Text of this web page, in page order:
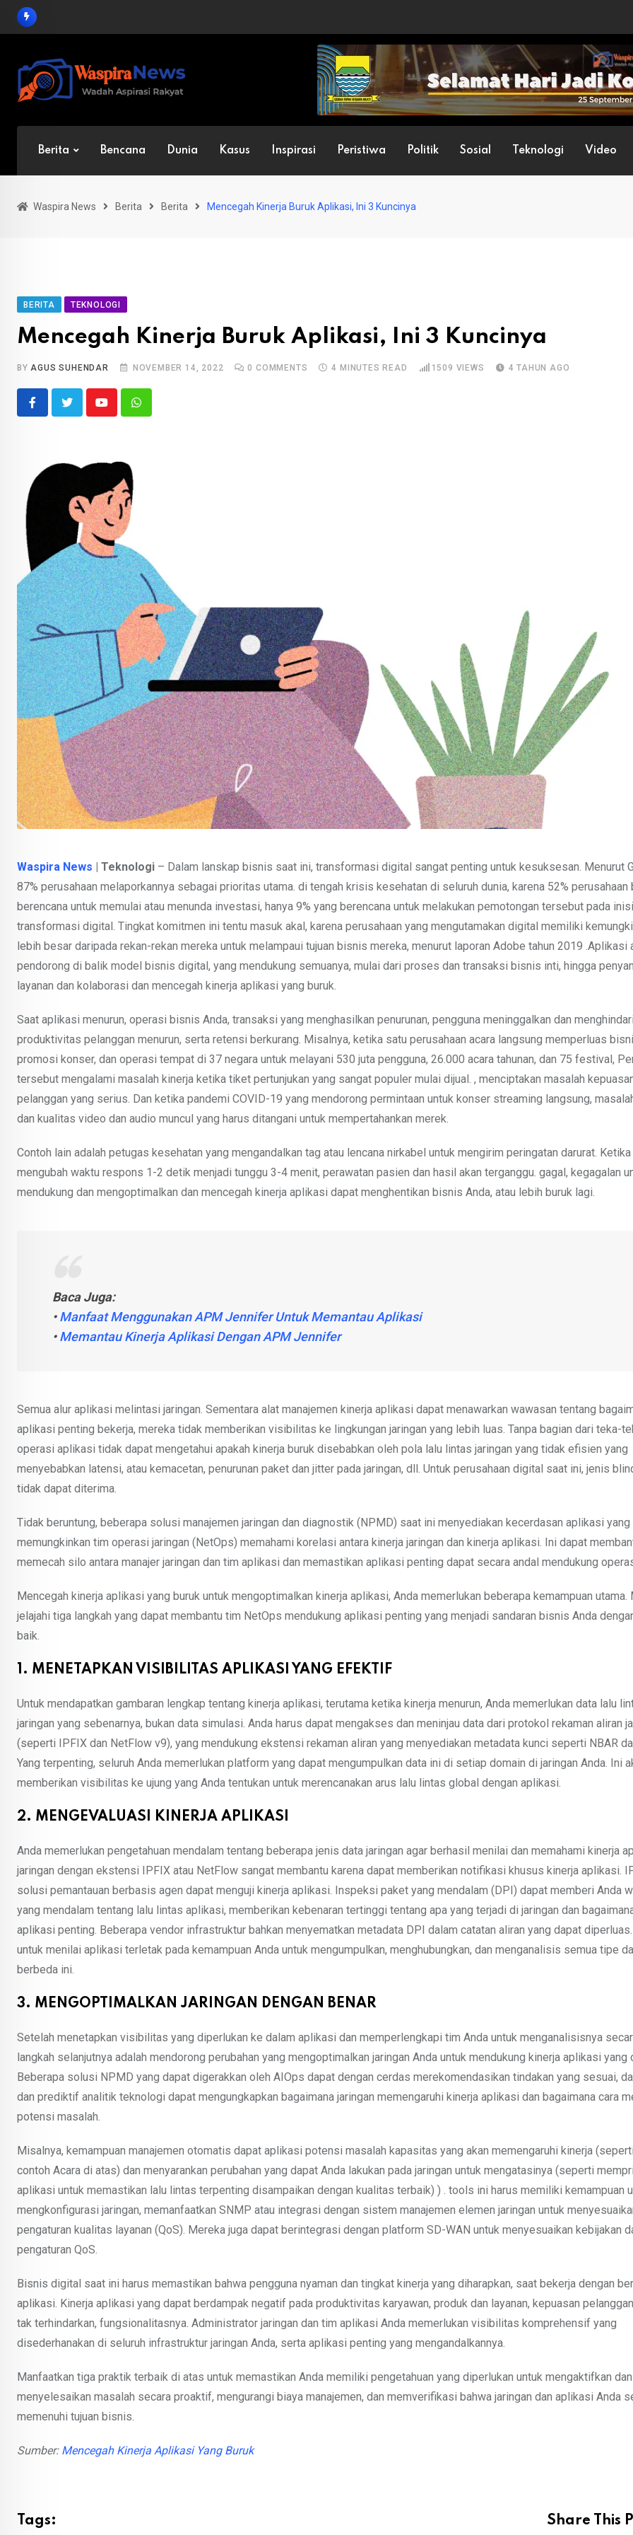
Skip
Berita Bencana Dunia Kasus Inspirasi Peristiwa Politik Sosial Teknologi Video
Waspira News Berita Berita Mencegah Kinerja Buruk Aplikasi, Ini 3 Kuncinya
BERITA TEKNOLOGI
Mencegah Kinerja Buruk Aplikasi, Ini 3 Kuncinya
BYAGUS SUHENDAR NOVEMBER 14, 2022 0 COMMENTS 4 MINUTES READ 1509 VIEWS 4 TAHUN AGO
YoutubeWhatsapp
Waspira News | Teknologi – Dalam lanskap bisnis saat ini, transformasi digital sangat penting untuk kesuksesan. Menurut
87% perusahaan melaporkannya sebagai prioritas utama. di tengah krisis kesehatan di seluruh dunia, karena 52% perusahaan
berencana untuk memulai atau menunda investasi, hanya 9% yang berencana untuk melakukan pemotongan tersebut pada
transformasi digital. Tingkat komitmen ini tentu masuk akal, karena perusahaan yang mengutamakan digital memiliki
lebih besar daripada rekan-rekan mereka untuk melampaui tujuan bisnis mereka, menurut laporan Adobe tahun 2019 .Aplikasi
pendorong di balik model bisnis digital, yang mendukung semuanya, mulai dari proses dan transaksi bisnis inti, hingga
layanan dan kolaborasi dan mencegah kinerja aplikasi yang buruk.
Saat aplikasi menurun, operasi bisnis Anda, transaksi yang menghasilkan penurunan, pengguna meninggalkan dan
produktivitas pelanggan menurun, serta retensi berkurang. Misalnya, ketika satu perusahaan acara langsung memperluas
promosi konser, dan operasi tempat di 37 negara untuk melayani 530 juta pengguna, 26.000 acara tahunan, dan 75 festival,
tersebut mengalami masalah kinerja ketika tiket pertunjukan yang sangat populer mulai dijual. , menciptakan masalah
pelanggan yang serius. Dan ketika pandemi COVID-19 yang mendorong permintaan untuk konser streaming langsung,
dan kualitas video dan audio muncul yang harus ditangani untuk mempertahankan merek.
Contoh lain adalah petugas kesehatan yang mengandalkan tag atau lencana nirkabel untuk mengirim peringatan darurat.
mengubah waktu respons 1-2 detik menjadi tunggu 3-4 menit, perawatan pasien dan hasil akan terganggu. gagal, kegagalan
mendukung dan mengoptimalkan dan mencegah kinerja aplikasi dapat menghentikan bisnis Anda, atau lebih buruk lagi.
Baca Juga:
•Manfaat Menggunakan APM Jennifer Untuk Memantau Aplikasi
•Memantau Kinerja Aplikasi Dengan APM Jennifer
Semua alur aplikasi melintasi jaringan. Sementara alat manajemen kinerja aplikasi dapat menawarkan wawasan tentang
aplikasi penting bekerja, mereka tidak memberikan visibilitas ke lingkungan jaringan yang lebih luas. Tanpa bagian dari teka-
operasi aplikasi tidak dapat mengetahui apakah kinerja buruk disebabkan oleh pola lalu lintas jaringan yang tidak efisien yang
menyebabkan latensi, atau kemacetan, penurunan paket dan jitter pada jaringan, dll. Untuk perusahaan digital saat ini, jenis
tidak dapat diterima.
Tidak beruntung, beberapa solusi manajemen jaringan dan diagnostik (NPMD) saat ini menyediakan kecerdasan aplikasi yang
memungkinkan tim operasi jaringan (NetOps) memahami korelasi antara kinerja jaringan dan kinerja aplikasi. Ini dapat
memecah silo antara manajer jaringan dan tim aplikasi dan memastikan aplikasi penting dapat secara andal mendukung
Mencegah kinerja aplikasi yang buruk untuk mengoptimalkan kinerja aplikasi, Anda memerlukan beberapa kemampuan utama.
jelajahi tiga langkah yang dapat membantu tim NetOps mendukung aplikasi penting yang menjadi sandaran bisnis Anda
baik.
1. MENETAPKAN VISIBILITAS APLIKASI YANG EFEKTIF
Untuk mendapatkan gambaran lengkap tentang kinerja aplikasi, terutama ketika kinerja menurun, Anda memerlukan data lalu
jaringan yang sebenarnya, bukan data simulasi. Anda harus dapat mengakses dan meninjau data dari protokol rekaman aliran
(seperti IPFIX dan NetFlow v9), yang mendukung ekstensi rekaman aliran yang menyediakan metadata kunci seperti NBAR
Yang terpenting, seluruh Anda memerlukan platform yang dapat mengumpulkan data ini di setiap domain di jaringan Anda. Ini
memberikan visibilitas ke ujung yang Anda tentukan untuk merencanakan arus lalu lintas global dengan aplikasi.
2. MENGEVALUASI KINERJA APLIKASI
Anda memerlukan pengetahuan mendalam tentang beberapa jenis data jaringan agar berhasil menilai dan memahami kinerja
jaringan dengan ekstensi IPFIX atau NetFlow sangat membantu karena dapat memberikan notifikasi khusus kinerja aplikasi.
solusi pemantauan berbasis agen dapat menguji kinerja aplikasi. Inspeksi paket yang mendalam (DPI) dapat memberi Anda
yang mendalam tentang lalu lintas aplikasi, memberikan kebenaran tertinggi tentang apa yang terjadi di jaringan dan
aplikasi penting. Beberapa vendor infrastruktur bahkan menyematkan metadata DPI dalam catatan aliran yang dapat
untuk menilai aplikasi terletak pada kemampuan Anda untuk mengumpulkan, menghubungkan, dan menganalisis semua tipe
berbeda ini.
3. MENGOPTIMALKAN JARINGAN DENGAN BENAR
Setelah menetapkan visibilitas yang diperlukan ke dalam aplikasi dan memperlengkapi tim Anda untuk menganalisisnya
langkah selanjutnya adalah mendorong perubahan yang mengoptimalkan jaringan Anda untuk mendukung kinerja aplikasi yang
Beberapa solusi NPMD yang dapat digerakkan oleh AIOps dapat dengan cerdas merekomendasikan tindakan yang sesuai,
dan prediktif analitik teknologi dapat mengungkapkan bagaimana jaringan memengaruhi kinerja aplikasi dan bagaimana cara
potensi masalah.
Misalnya, kemampuan manajemen otomatis dapat aplikasi potensi masalah kapasitas yang akan memengaruhi kinerja
contoh Acara di atas) dan menyarankan perubahan yang dapat Anda lakukan pada jaringan untuk mengatasinya (seperti
aplikasi untuk memastikan lalu lintas terpenting disampaikan dengan kualitas terbaik) ) . tools ini harus memiliki kemampuan
mengkonfigurasi jaringan, memanfaatkan SNMP atau integrasi dengan sistem manajemen elemen jaringan untuk
pengaturan kualitas layanan (QoS). Mereka juga dapat berintegrasi dengan platform SD-WAN untuk menyesuaikan kebijakan
pengaturan QoS.
Bisnis digital saat ini harus memastikan bahwa pengguna nyaman dan tingkat kinerja yang diharapkan, saat bekerja dengan
aplikasi. Kinerja aplikasi yang dapat berdampak negatif pada produktivitas karyawan, produk dan layanan, kepuasan
tak terhindarkan, fungsionalitasnya. Administrator jaringan dan tim aplikasi Anda memerlukan visibilitas komprehensif yang
disederhanakan di seluruh infrastruktur jaringan Anda, serta aplikasi penting yang mengandalkannya.
Manfaatkan tiga praktik terbaik di atas untuk memastikan Anda memiliki pengetahuan yang diperlukan untuk mengaktifkan dan
menyelesaikan masalah secara proaktif, mengurangi biaya manajemen, dan memverifikasi bahwa jaringan dan aplikasi Anda
memenuhi tujuan bisnis.
Sumber: Mencegah Kinerja Aplikasi Yang Buruk
Tags: Share This